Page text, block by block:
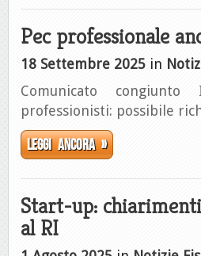
Pec professionale
18 Settembre 2025 in
Comunicato
professionisti: possibile
Leggi ancora »
Start-up:
al RI